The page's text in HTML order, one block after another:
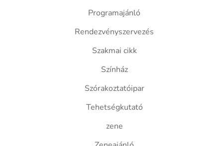
Programajánló
Rendezvényszervezés
Szakmai cikk
Színház
Szórakoztatóipar
Tehetségkutató
zene